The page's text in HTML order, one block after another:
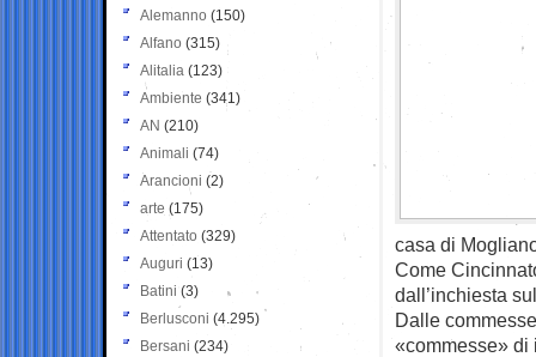
casa di
Come
dall’inchiesta
Dalle
«commesse» di
Alemanno (150)
Alfano (315)
Alitalia (123)
Ambiente (341)
AN (210)
Animali (74)
Arancioni (2)
arte (175)
Attentato (329)
Auguri (13)
Batini (3)
Berlusconi (4.295)
Bersani (234)